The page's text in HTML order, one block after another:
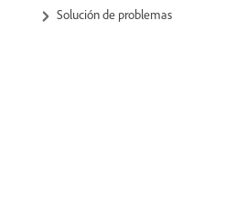
Solución de problemas